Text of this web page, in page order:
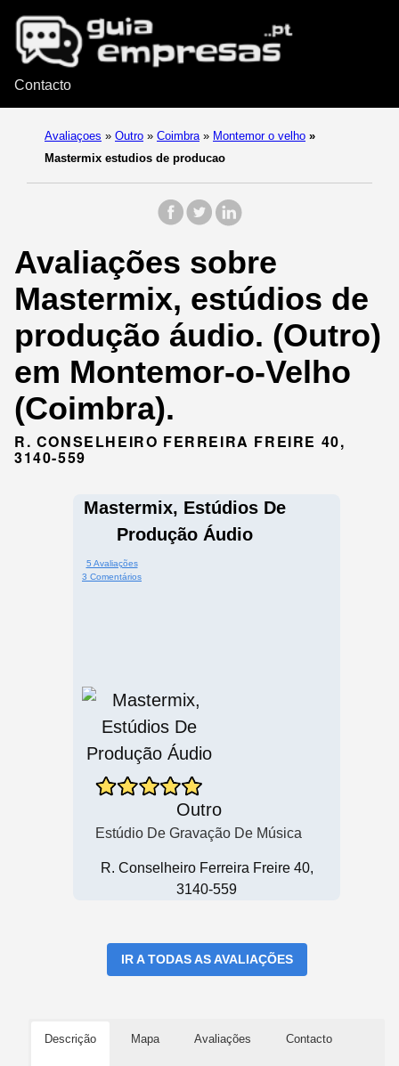
Contacto
Avaliaçoes » Outro » Coimbra » Montemor o velho »
Mastermix estudios de producao
Avaliações sobre
Mastermix, estúdios de
produção áudio. (Outro)
em Montemor-o-Velho
(Coimbra).
R. CONSELHEIRO FERREIRA FREIRE 40,
3140-559
Mastermix, Estúdios De
Produção Áudio
5 Avaliações
3 Comentários
Outro
Estúdio De Gravação De Música
R. Conselheiro Ferreira Freire 40,
3140-559
IR A TODAS AS AVALIAÇÕES
Descrição Mapa Avaliações Contacto